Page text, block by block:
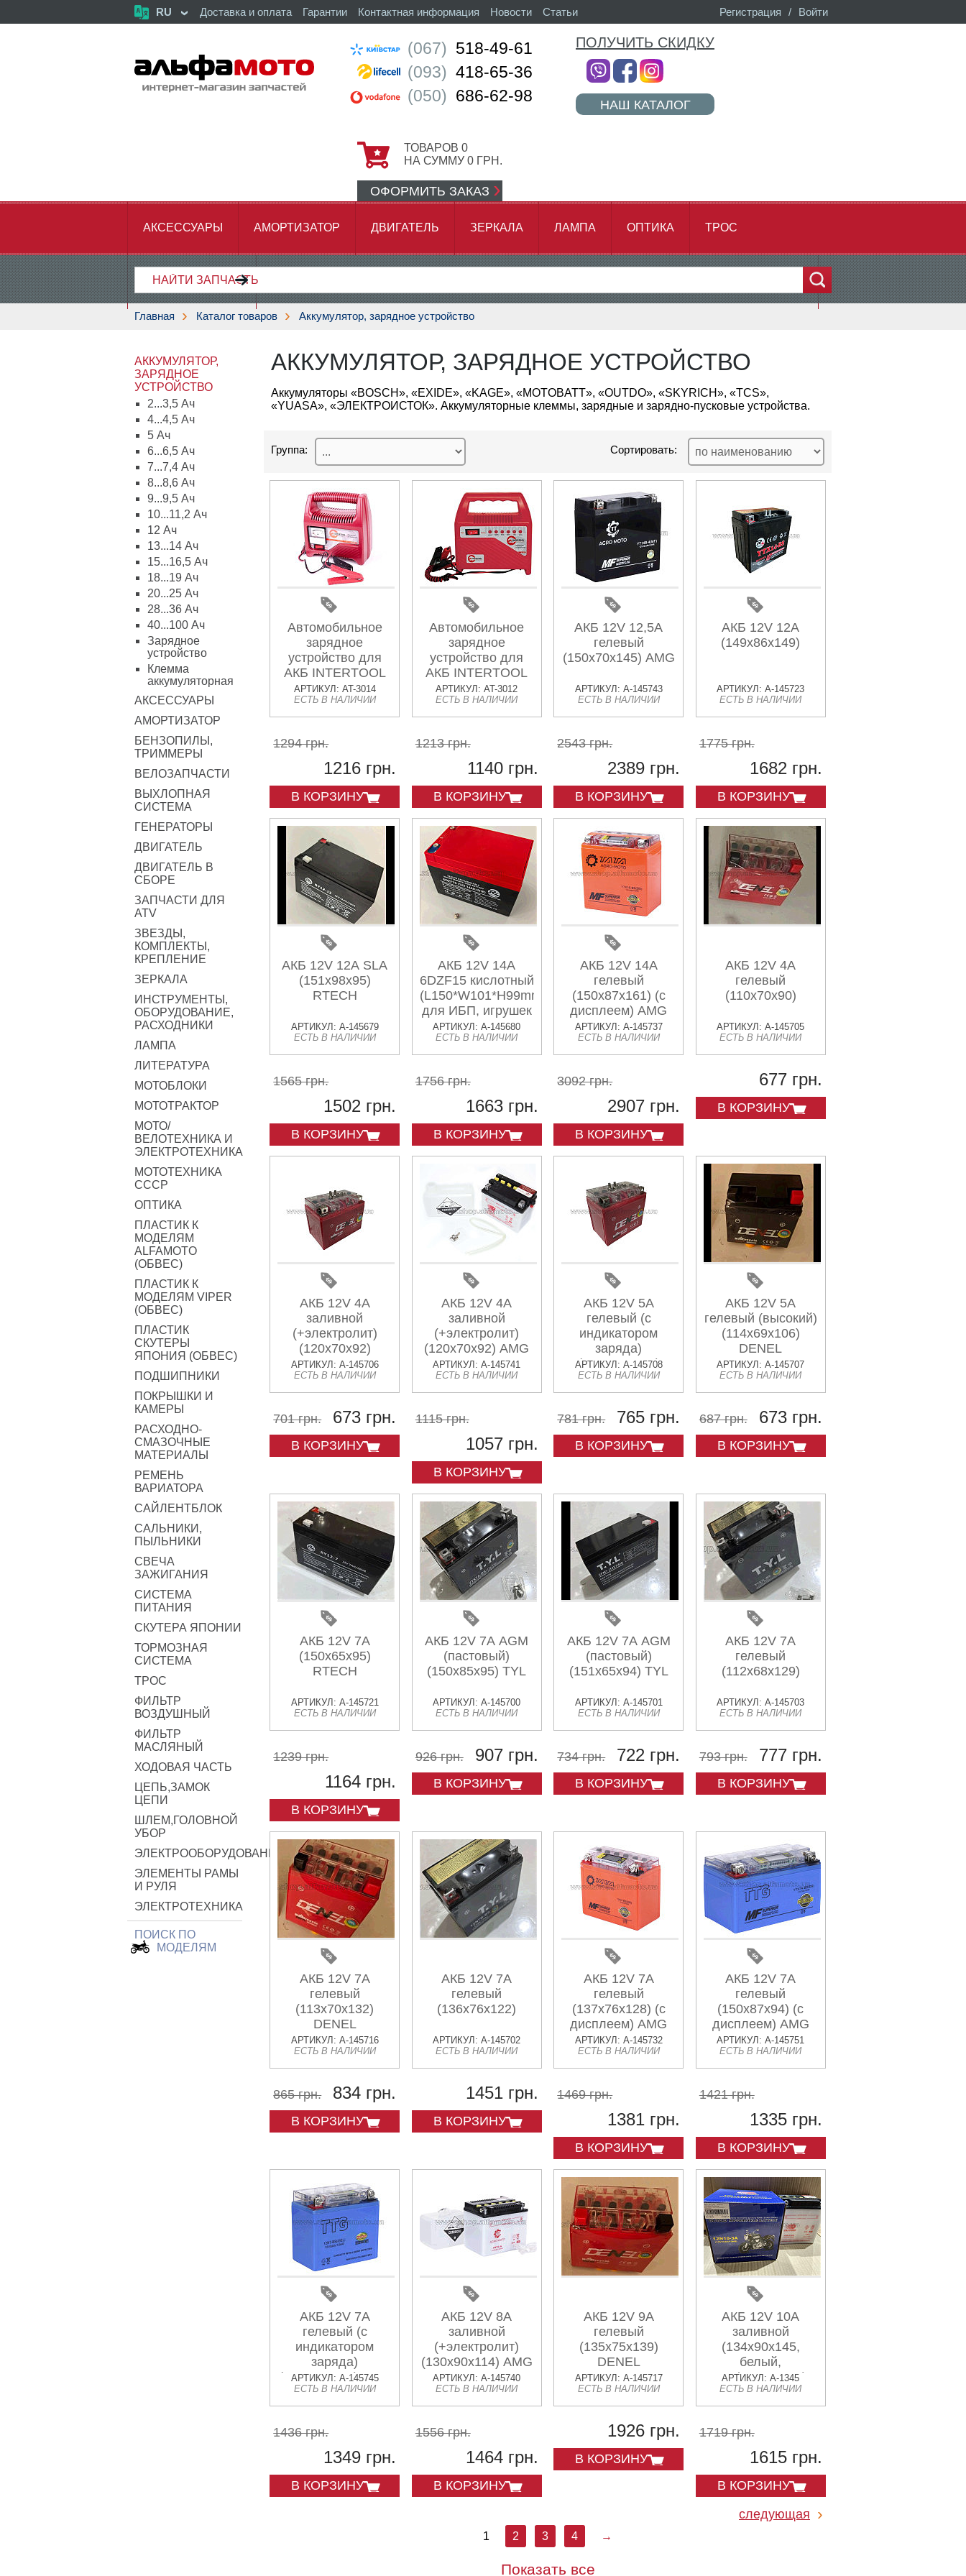
RU Доставка и оплата Гарантии Контактная информация Новости Статьи Войти
/
Регистрация
(067) 518-49-61
(093) 418-65-36
(050) 686-62-98
ПОЛУЧИТЬ СКИДКУ
НАШ КАТАЛОГ
ТОВАРОВ 0
НА СУММУ 0 ГРН.
ОФОРМИТЬ ЗАКАЗ
АКСЕССУАРЫ АМОРТИЗАТОР ДВИГАТЕЛЬ ЗЕРКАЛА ЛАМПА ОПТИКА ТРОС
ХОДОВАЯ ЧАСТЬ ...
Главная Каталог товаров Аккумулятор, зарядное устройство
АККУМУЛЯТОР,
ЗАРЯДНОЕ
УСТРОЙСТВО
2...3,5 Ач
4...4,5 Ач
5 Ач
6...6,5 Ач
7...7,4 Ач
8...8,6 Ач
9...9,5 Ач
10...11,2 Ач
12 Ач
13...14 Ач
15...16,5 Ач
18...19 Ач
20...25 Ач
28...36 Ач
40...100 Ач
Зарядное
устройство
Клемма
аккумуляторная
АКСЕССУАРЫ
АМОРТИЗАТОР
БЕНЗОПИЛЫ,
ТРИММЕРЫ
ВЕЛОЗАПЧАСТИ
ВЫХЛОПНАЯ
СИСТЕМА
ГЕНЕРАТОРЫ
ДВИГАТЕЛЬ
ДВИГАТЕЛЬ В
СБОРЕ
ЗАПЧАСТИ ДЛЯ
ATV
ЗВЕЗДЫ,
КОМПЛЕКТЫ,
КРЕПЛЕНИЕ
ЗЕРКАЛА
ИНСТРУМЕНТЫ,
ОБОРУДОВАНИЕ,
РАСХОДНИКИ
ЛАМПА
ЛИТЕРАТУРА
МОТОБЛОКИ
МОТОТРАКТОР
МОТО/
ВЕЛОТЕХНИКА И
ЭЛЕКТРОТЕХНИКА
МОТОТЕХНИКА
СССР
ОПТИКА
ПЛАСТИК К
МОДЕЛЯМ
ALFAMOTO
(ОБВЕС)
ПЛАСТИК К
МОДЕЛЯМ VIPER
(ОБВЕС)
ПЛАСТИК
СКУТЕРЫ
ЯПОНИЯ (ОБВЕС)
ПОДШИПНИКИ
ПОКРЫШКИ И
КАМЕРЫ
РАСХОДНО-
СМАЗОЧНЫЕ
МАТЕРИАЛЫ
РЕМЕНЬ
ВАРИАТОРА
САЙЛЕНТБЛОК
САЛЬНИКИ,
ПЫЛЬНИКИ
СВЕЧА
ЗАЖИГАНИЯ
СИСТЕМА
ПИТАНИЯ
СКУТЕРА ЯПОНИИ
ТОРМОЗНАЯ
СИСТЕМА
ТРОС
ФИЛЬТР
ВОЗДУШНЫЙ
ФИЛЬТР
МАСЛЯНЫЙ
ХОДОВАЯ ЧАСТЬ
ЦЕПЬ,ЗАМОК
ЦЕПИ
ШЛЕМ,ГОЛОВНОЙ
УБОР
ЭЛЕКТРООБОРУДОВАНИЕ
ЭЛЕМЕНТЫ РАМЫ
И РУЛЯ
ЭЛЕКТРОТЕХНИКА
ПОИСК ПО
МОДЕЛЯМ
АККУМУЛЯТОР, ЗАРЯДНОЕ УСТРОЙСТВО
Аккумуляторы «BOSCH», «EXIDE», «KAGE», «MOTOBATT», «OUTDO», «SKYRICH», «TCS»,
«YUASA», «ЭЛЕКТРОИСТОК». Аккумуляторные клеммы, зарядные и зарядно-пусковые устройства.
Группа: Сортировать:
Автомобильное
зарядное
устройство для
АКБ INTERTOOL
АРТИКУЛ: AT-3014
ЕСТЬ В НАЛИЧИИ
1294 грн.
1216 грн.
В КОРЗИНУ
Автомобильное
зарядное
устройство для
АКБ INTERTOOL
АРТИКУЛ: AT-3012
ЕСТЬ В НАЛИЧИИ
1213 грн.
1140 грн.
В КОРЗИНУ
АКБ 12V 12,5А
гелевый
(150x70x145) AMG
АРТИКУЛ: A-145743
ЕСТЬ В НАЛИЧИИ
2543 грн.
2389 грн.
В КОРЗИНУ
АКБ 12V 12А
(149x86x149)
АРТИКУЛ: A-145723
ЕСТЬ В НАЛИЧИИ
1775 грн.
1682 грн.
В КОРЗИНУ
АКБ 12V 12А SLA
(151x98x95)
RTECH
АРТИКУЛ: A-145679
ЕСТЬ В НАЛИЧИИ
1565 грн.
1502 грн.
В КОРЗИНУ
АКБ 12V 14А
6DZF15 кислотный
(L150*W101*H99mm)
для ИБП, игрушек
RTECH
АРТИКУЛ: A-145680
ЕСТЬ В НАЛИЧИИ
1756 грн.
1663 грн.
В КОРЗИНУ
АКБ 12V 14А
гелевый
(150x87x161) (с
дисплеем) AMG
АРТИКУЛ: A-145737
ЕСТЬ В НАЛИЧИИ
3092 грн.
2907 грн.
В КОРЗИНУ
АКБ 12V 4А
гелевый
(110x70x90)
АРТИКУЛ: A-145705
ЕСТЬ В НАЛИЧИИ
677 грн.
В КОРЗИНУ
АКБ 12V 4А
заливной
(+электролит)
(120x70x92)
DENEL
АРТИКУЛ: A-145706
ЕСТЬ В НАЛИЧИИ
701 грн. 673 грн.
В КОРЗИНУ
АКБ 12V 4А
заливной
(+электролит)
(120x70x92) AMG
АРТИКУЛ: A-145741
ЕСТЬ В НАЛИЧИИ
1115 грн.
1057 грн.
В КОРЗИНУ
АКБ 12V 5А
гелевый (с
индикатором
заряда)
(114x70x106 )
DENEL
АРТИКУЛ: A-145708
ЕСТЬ В НАЛИЧИИ
781 грн. 765 грн.
В КОРЗИНУ
АКБ 12V 5А
гелевый (высокий)
(114x69x106)
DENEL
АРТИКУЛ: A-145707
ЕСТЬ В НАЛИЧИИ
687 грн. 673 грн.
В КОРЗИНУ
АКБ 12V 7А
(150х65х95)
RTECH
АРТИКУЛ: A-145721
ЕСТЬ В НАЛИЧИИ
1239 грн.
1164 грн.
В КОРЗИНУ
АКБ 12V 7А AGM
(пастовый)
(150x85x95) TYL
АРТИКУЛ: A-145700
ЕСТЬ В НАЛИЧИИ
926 грн. 907 грн.
В КОРЗИНУ
АКБ 12V 7А AGM
(пастовый)
(151x65x94) TYL
АРТИКУЛ: A-145701
ЕСТЬ В НАЛИЧИИ
734 грн. 722 грн.
В КОРЗИНУ
АКБ 12V 7А
гелевый
(112x68x129)
АРТИКУЛ: A-145703
ЕСТЬ В НАЛИЧИИ
793 грн. 777 грн.
В КОРЗИНУ
АКБ 12V 7А
гелевый
(113x70x132)
DENEL
АРТИКУЛ: A-145716
ЕСТЬ В НАЛИЧИИ
865 грн. 834 грн.
В КОРЗИНУ
АКБ 12V 7А
гелевый
(136х76х122)
АРТИКУЛ: A-145702
ЕСТЬ В НАЛИЧИИ
1451 грн.
В КОРЗИНУ
АКБ 12V 7А
гелевый
(137х76х128) (с
дисплеем) AMG
АРТИКУЛ: A-145732
ЕСТЬ В НАЛИЧИИ
1469 грн.
1381 грн.
В КОРЗИНУ
АКБ 12V 7А
гелевый
(150х87х94) (с
дисплеем) AMG
АРТИКУЛ: A-145751
ЕСТЬ В НАЛИЧИИ
1421 грн.
1335 грн.
В КОРЗИНУ
АКБ 12V 7А
гелевый (с
индикатором
заряда)
(137x76x128) AMG
АРТИКУЛ: A-145745
ЕСТЬ В НАЛИЧИИ
1436 грн.
1349 грн.
В КОРЗИНУ
АКБ 12V 8A
заливной
(+электролит)
(130x90x114) AMG
АРТИКУЛ: A-145740
ЕСТЬ В НАЛИЧИИ
1556 грн.
1464 грн.
В КОРЗИНУ
АКБ 12V 9A
гелевый
(135x75x139)
DENEL
АРТИКУЛ: A-145717
ЕСТЬ В НАЛИЧИИ
1926 грн.
В КОРЗИНУ
АКБ 12V 10А
заливной
(134x90x145,
белый,
mod:12N10-3А)
OUTDO
АРТИКУЛ: A-1345
ЕСТЬ В НАЛИЧИИ
1719 грн.
1615 грн.
В КОРЗИНУ
следующая
1 2 3 4 →
Показать все